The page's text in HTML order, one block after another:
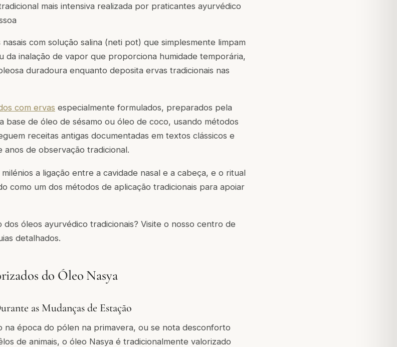
mais intensiva realizada por praticantes ayurvédico
com solução salina (neti pot) que simplesmente limpam
da inalação de vapor que proporciona humidade temporária,
duradoura enquanto deposita ervas tradicionais nas
com ervas especialmente formulados, preparados pela
base de óleo de sésamo ou óleo de coco, usando métodos
receitas antigas documentadas em textos clássicos e
anos de observação tradicional.
a ligação entre a cavidade nasal e a cabeça, e o ritual
como um dos métodos de aplicação tradicionais para apoiar
óleos ayurvédico tradicionais? Visite o nosso centro de
detalhados.
do Óleo Nasya
as Mudanças de Estação
na época do pólen na primavera, ou se nota desconforto
de animais, o óleo Nasya é tradicionalmente valorizado